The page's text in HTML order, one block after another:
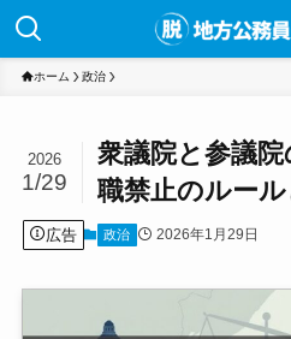
ホーム 政治
衆議院と参議
職禁止のルー
2026
1/29
広告 政治 2026年1月29日